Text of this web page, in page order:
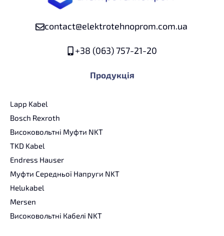
contact@elektrotehnoprom.com.ua
+38 (063) 757-21-20
Продукція
Lapp Kabel
Bosch Rexroth
Високовольтні Муфти NKT
TKD Kabel
Endress Hauser
Муфти Середньої Напруги NKT
Helukabel
Mersen
Високовольтні Кабелі NKT